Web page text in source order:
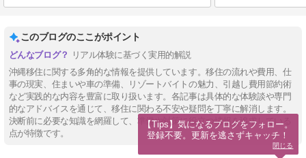
このブログのここがポイント
リアル体験に基づく実用的解説
沖縄移住に関する多角的な情報を提供しています。移住の流れや費用、仕
事の現実、住まいや車の準備、リゾートバイトの魅力、引越し費用節約術
など実践的な内容を豊富に取り扱います。各記事は具体的な体験談や専門
的なアドバイスを通じて、移住に関わる不安や疑問を丁寧に解消します。
決断前に必要な知識を網羅して、準備や対策に役立つ情報を追求している
点が特徴です。
【Tips】気になるブログをフォロー。
登録不要。更新を逃さずキャッチ！
閉じる